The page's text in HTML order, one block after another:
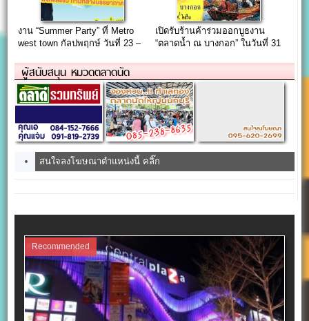
งาน “Summer Party” ที่ Metro
west town กัลปพฤกษ์ วันที่ 23 –
เปิดรับร้านค้าร่วมออกบูธงาน
“ตลาดน้ำ ณ บางกอก” ในวันที่ 31
ผู้สนับสนุน หมวดตลาดนัด
สนใจลงโฆษณาตำแหน่งนี้ คลิ๊ก
Recommended